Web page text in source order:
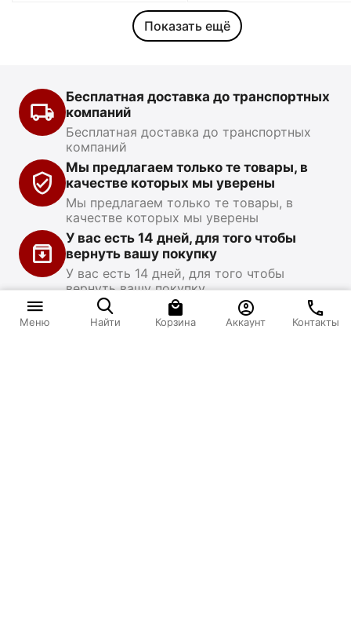
Показать ещё
Бесплатная доставка до транспортных
компаний
Бесплатная доставка до транспортных
компаний
Мы предлагаем только те товары, в
качестве которых мы уверены
Мы предлагаем только те товары, в
качестве которых мы уверены
У вас есть 14 дней, для того чтобы
вернуть вашу покупку
У вас есть 14 дней, для того чтобы
вернуть вашу покупку
1 521 В корзину
Меню Найти Корзина Аккаунт Контакты